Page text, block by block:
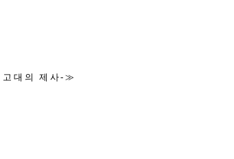
고대의 제사-≫